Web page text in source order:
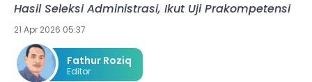
Hasil Seleksi Administrasi, Ikut Uji Prakompetensi
21 Apr 2026 05:37
Fathur Roziq
Editor